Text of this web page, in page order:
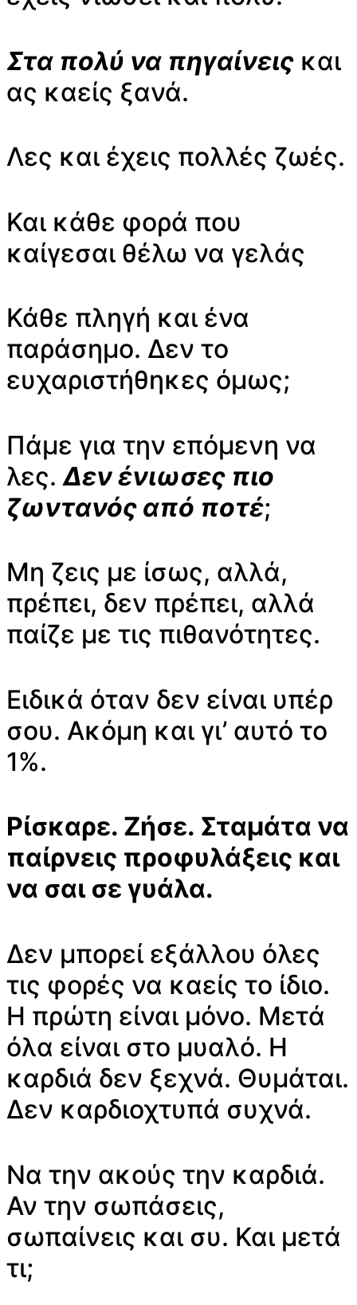
Στα πολύ να πηγαίνεις και
ας καείς ξανά.
Λες και έχεις πολλές ζωές.
Και κάθε φορά που
καίγεσαι θέλω να γελάς
Κάθε πληγή και ένα
παράσημο. Δεν το
ευχαριστήθηκες όμως;
Πάμε για την επόμενη να
λες. Δεν ένιωσες πιο
ζωντανός από ποτέ;
Μη ζεις με ίσως, αλλά,
πρέπει, δεν πρέπει, αλλά
παίζε με τις πιθανότητες.
Ειδικά όταν δεν είναι υπέρ
σου. Ακόμη και γι’ αυτό τo
1%.
Ρίσκαρε. Ζήσε. Σταμάτα να
παίρνεις προφυλάξεις και
να σαι σε γυάλα.
Δεν μπορεί εξάλλου όλες
τις φορές να καείς το ίδιο.
Η πρώτη είναι μόνο. Μετά
όλα είναι στο μυαλό. Η
καρδιά δεν ξεχνά. Θυμάται.
Δεν καρδιοχτυπά συχνά.
Να την ακούς την καρδιά.
Αν την σωπάσεις,
σωπαίνεις και συ. Και μετά
τι;